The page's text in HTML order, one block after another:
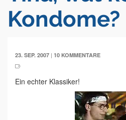
Kondome?
23. SEP. 2007 | 10 KOMMENTARE
Ein echter Klassiker!